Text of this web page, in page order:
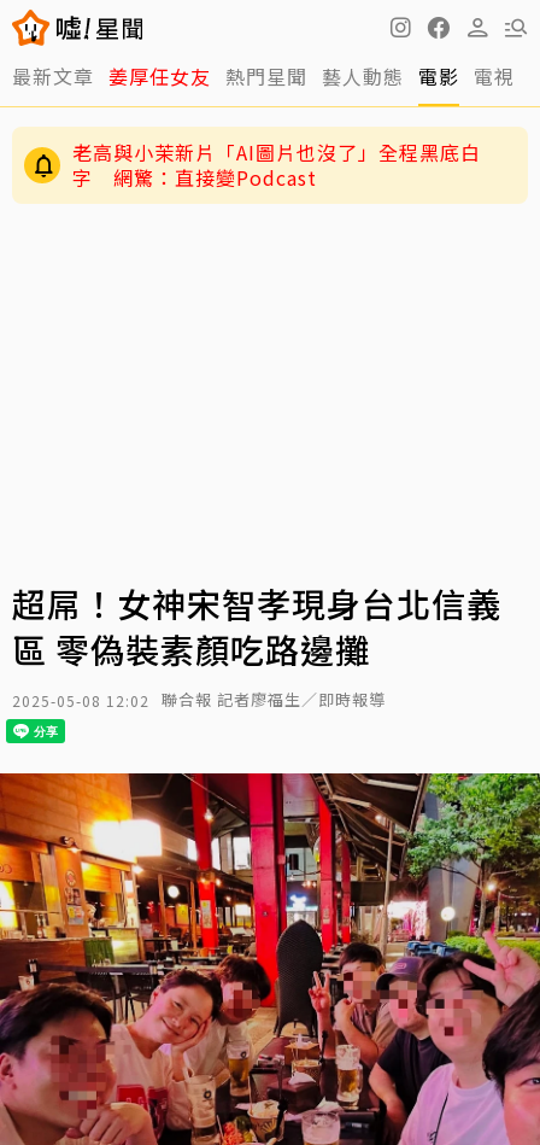
最新文章 姜厚任女友 熱門星聞 藝人動態 電影 電視
老高與小茉新片「AI圖片也沒了」全程黑底白
字 網驚：直接變Podcast
超屌！女神宋智孝現身台北信義
區 零偽裝素顏吃路邊攤
2025-05-08 12:02 聯合報 記者廖福生／即時報導